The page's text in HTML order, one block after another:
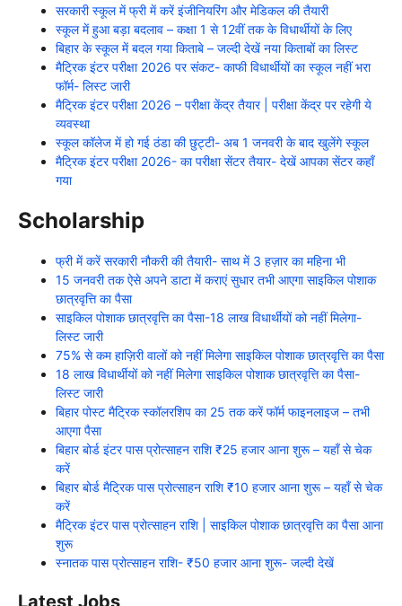
सरकारी स्कूल में फ्री में करें इंजीनियरिंग और मेडिकल की तैयारी
स्कूल में हुआ बड़ा बदलाव – कक्षा 1 से 12वीं तक के विधार्थीयों के लिए
बिहार के स्कूल में बदल गया किताबे – जल्दी देखें नया किताबों का लिस्ट
मैट्रिक इंटर परीक्षा 2026 पर संकट- काफी विधार्थीयों का स्कूल नहीं भरा
फॉर्म- लिस्ट जारी
मैट्रिक इंटर परीक्षा 2026 – परीक्षा केंद्र तैयार | परीक्षा केंद्र पर रहेगी ये
व्यवस्था
स्कूल कॉलेज में हो गई ठंडा की छुट्टी- अब 1 जनवरी के बाद खुलेंगे स्कूल
मैट्रिक इंटर परीक्षा 2026- का परीक्षा सेंटर तैयार- देखें आपका सेंटर कहाँ
गया
Scholarship
फ्री में करें सरकारी नौकरी की तैयारी- साथ में 3 हज़ार का महिना भी
15 जनवरी तक ऐसे अपने डाटा में कराएं सुधार तभी आएगा साइकिल पोशाक
छात्रवृत्ति का पैसा
साइकिल पोशाक छात्रवृत्ति का पैसा-18 लाख विधार्थीयों को नहीं मिलेगा-
लिस्ट जारी
75% से कम हाज़िरी वालों को नहीं मिलेगा साइकिल पोशाक छात्रवृत्ति का पैसा
18 लाख विधार्थीयों को नहीं मिलेगा साइकिल पोशाक छात्रवृत्ति का पैसा-
लिस्ट जारी
बिहार पोस्ट मैट्रिक स्कॉलरशिप का 25 तक करें फॉर्म फाइनलाइज – तभी
आएगा पैसा
बिहार बोर्ड इंटर पास प्रोत्साहन राशि ₹25 हजार आना शुरू – यहाँ से चेक
करें
बिहार बोर्ड मैट्रिक पास प्रोत्साहन राशि ₹10 हजार आना शुरू – यहाँ से चेक
करें
मैट्रिक इंटर पास प्रोत्साहन राशि | साइकिल पोशाक छात्रवृत्ति का पैसा आना
शुरू
स्नातक पास प्रोत्साहन राशि- ₹50 हजार आना शुरू- जल्दी देखें
Latest Jobs